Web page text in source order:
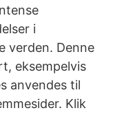
i
verden. Denne
eksempelvis
anvendes til
Klik